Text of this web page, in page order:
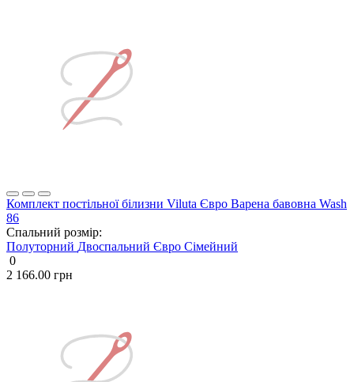
Комплект постільної білизни Viluta Євро Варена бавовна Wash
86
Спальний розмір:
Полуторний Двоспальний Євро Сімейний
0
2 166.00 грн